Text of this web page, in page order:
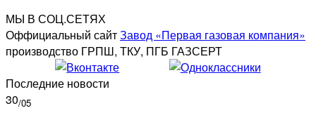
МЫ В СОЦ.СЕТЯХ
Оффициальный сайтЗавод «Первая газовая компания»
производство ГРПШ, ТКУ, ПГБ ГАЗСЕРТ
Последние новости
30/05